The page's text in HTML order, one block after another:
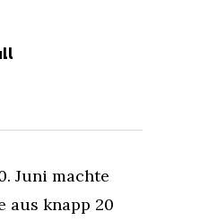
Juni machte
aus knapp 20